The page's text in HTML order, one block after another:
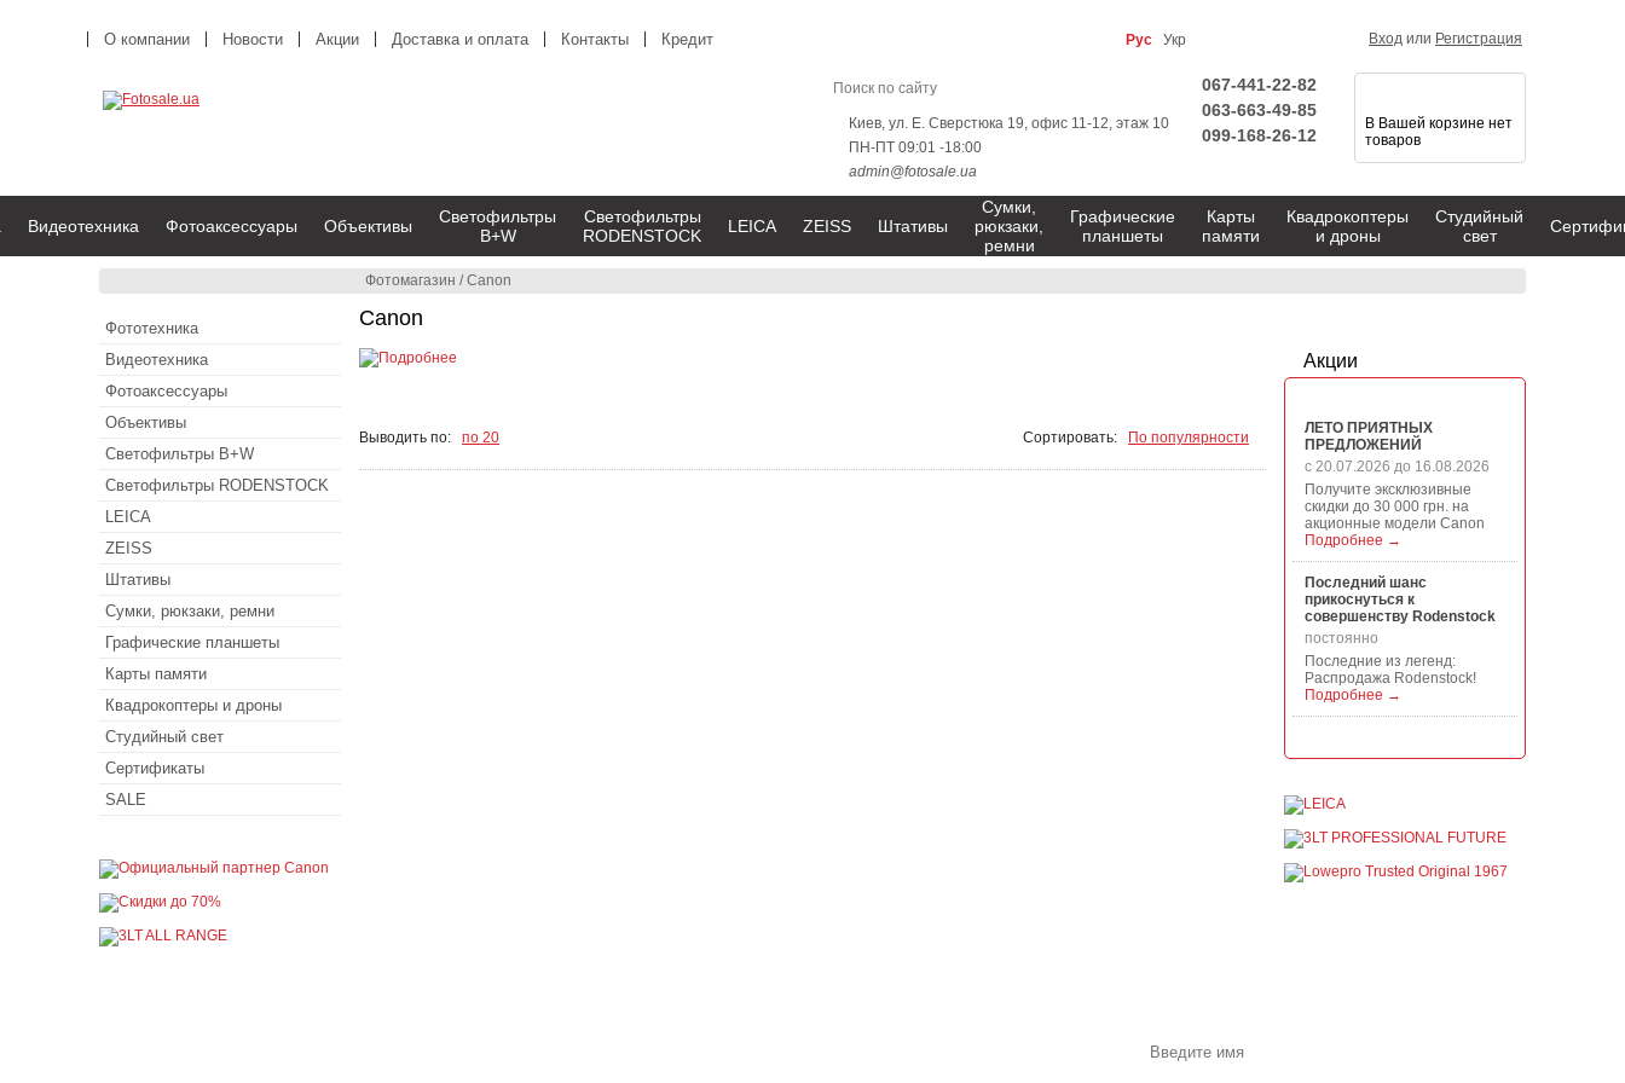
Фотомагазин /Canon
Canon
Выводить по: по 20 Сортировать: По популярности
Акции
ЛЕТО ПРИЯТНЫХ
ПРЕДЛОЖЕНИЙ
с 20.07.2026 до 16.08.2026
Получите эксклюзивные
скидки до 30 000 грн. на
акционные модели Canon
Подробнее →
Последний шанс
прикоснуться к
совершенству Rodenstock
постоянно
Последние из легенд:
Распродажа Rodenstock!
Подробнее →
Manfrotto, National
продукции Manfrotto, National
гарантиров...
Подробнее →
О компании Новости Акции Доставка и оплата Контакты Кредит Рус Укр Вход или Регистрация
Киев, ул. Е. Сверстюка 19, офис 11-12, этаж 10
ПН-ПТ 09:01 -18:00
admin@fotosale.ua
067-441-22-82
063-663-49-85
099-168-26-12
В Вашей корзине нет
товаров
Видеотехника Фотоаксессуары Объективы
Светофильтры
B+W
Светофильтры
RODENSTOCK
LEICA ZEISS Штативы
Сумки,
рюкзаки,
ремни
Графические
планшеты
Карты
памяти
Квадрокоптеры
и дроны
Студийный
свет
Фототехника
Видеотехника
Фотоаксессуары
Объективы
Светофильтры B+W
Светофильтры RODENSTOCK
LEICA
ZEISS
Штативы
Сумки, рюкзаки, ремни
Графические планшеты
Карты памяти
Квадрокоптеры и дроны
Студийный свет
Сертификаты
SALE